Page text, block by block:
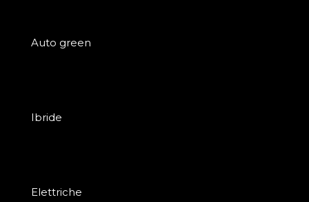
Auto green
Ibride
Elettriche